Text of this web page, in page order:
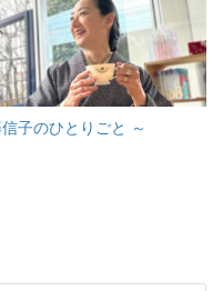
子のひとりごと ～